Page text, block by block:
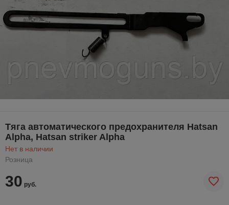
Тяга автоматического предохранителя Hatsan
Alpha, Hatsan striker Alpha
Нет в наличии
Розница
30 руб.